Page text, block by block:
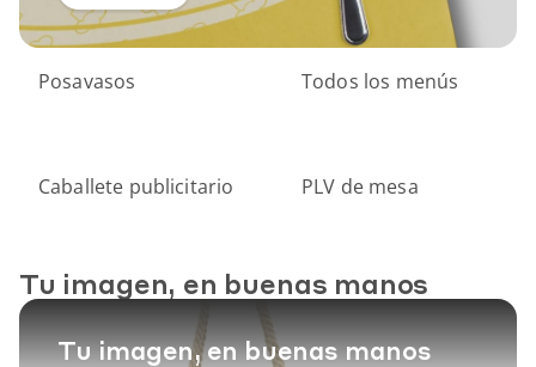
Posavasos Todos los menús
Caballete publicitario PLV de mesa
Tu imagen, en buenas manos
Tu imagen, en buenas manos